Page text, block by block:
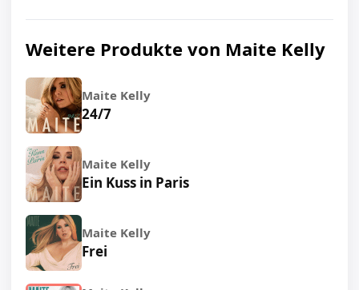
Weitere Produkte von Maite Kelly
Maite Kelly
24/7
Maite Kelly
Ein Kuss in Paris
Maite Kelly
Frei